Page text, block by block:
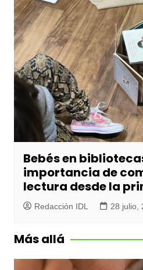
Bebés en
importancia de
lectura desde la
Redacción IDL 28 julio,
Más allá